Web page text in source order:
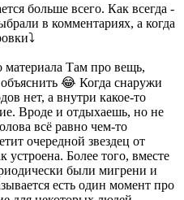
больше всего. Как всегда -
в комментариях, а когда
Там про вещь,
😂 Когда снаружи
нет, а внутри какое-то
Вроде и отдыхаешь, но не
всё равно чем-то
очередной звездец от
устроена. Более того, вместе
были мигрени и
есть один момент про